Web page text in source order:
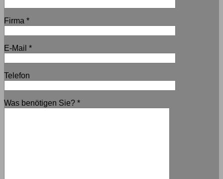
Firma *
E-Mail *
Telefon
Was benötigen Sie? *